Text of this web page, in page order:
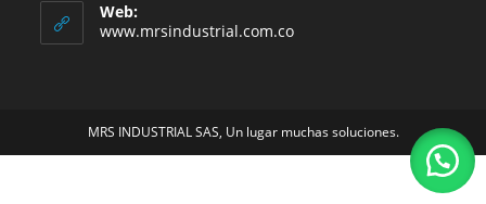
tu
aplicación
Web:
www.mrsindustrial.com.co
MRS INDUSTRIAL SAS, Un lugar muchas soluciones.